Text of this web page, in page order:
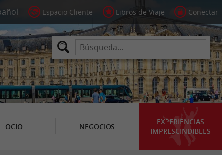
Espacio Cliente Libros de Viaje Conectar
OCIO NEGOCIOS
EXPERIENCIAS
IMPRESCINDIBLES